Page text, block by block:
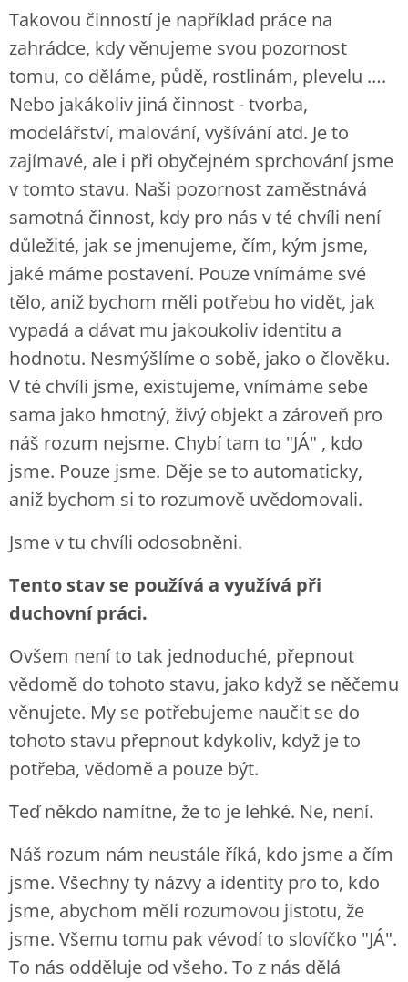
Takovou činností je například práce na
zahrádce, kdy věnujeme svou pozornost
tomu, co děláme, půdě, rostlinám, plevelu ….
Nebo jakákoliv jiná činnost - tvorba,
modelářství, malování, vyšívání atd. Je to
zajímavé, ale i při obyčejném sprchování jsme
v tomto stavu. Naši pozornost zaměstnává
samotná činnost, kdy pro nás v té chvíli není
důležité, jak se jmenujeme, čím, kým jsme,
jaké máme postavení. Pouze vnímáme své
tělo, aniž bychom měli potřebu ho vidět, jak
vypadá a dávat mu jakoukoliv identitu a
hodnotu. Nesmýšlíme o sobě, jako o člověku.
V té chvíli jsme, existujeme, vnímáme sebe
sama jako hmotný, živý objekt a zároveň pro
náš rozum nejsme. Chybí tam to "JÁ" , kdo
jsme. Pouze jsme. Děje se to automaticky,
aniž bychom si to rozumově uvědomovali.
Jsme v tu chvíli odosobněni.
Tento stav se používá a využívá při
duchovní práci.
Ovšem není to tak jednoduché, přepnout
vědomě do tohoto stavu, jako když se něčemu
věnujete. My se potřebujeme naučit se do
tohoto stavu přepnout kdykoliv, když je to
potřeba, vědomě a pouze být.
Teď někdo namítne, že to je lehké. Ne, není.
Náš rozum nám neustále říká, kdo jsme a čím
jsme. Všechny ty názvy a identity pro to, kdo
jsme, abychom měli rozumovou jistotu, že
jsme. Všemu tomu pak vévodí to slovíčko "JÁ".
To nás odděluje od všeho. To z nás dělá